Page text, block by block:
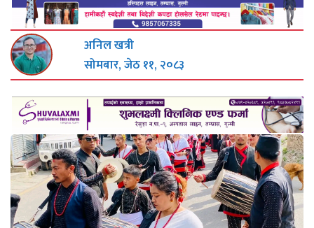
अनिल खत्री
सोमबार, जेठ ११, २०८३